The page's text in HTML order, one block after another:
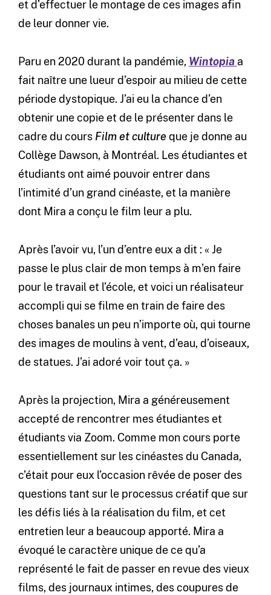
et d’effectuer le montage de ces images afin
de leur donner vie.
Paru en 2020 durant la pandémie, Wintopia a
fait naître une lueur d’espoir au milieu de cette
période dystopique. J’ai eu la chance d’en
obtenir une copie et de le présenter dans le
cadre du cours Film et culture que je donne au
Collège Dawson, à Montréal. Les étudiantes et
étudiants ont aimé pouvoir entrer dans
l’intimité d’un grand cinéaste, et la manière
dont Mira a conçu le film leur a plu.
Après l’avoir vu, l’un d’entre eux a dit : « Je
passe le plus clair de mon temps à m’en faire
pour le travail et l’école, et voici un réalisateur
accompli qui se filme en train de faire des
choses banales un peu n’importe où, qui tourne
des images de moulins à vent, d’eau, d’oiseaux,
de statues. J’ai adoré voir tout ça. »
Après la projection, Mira a généreusement
accepté de rencontrer mes étudiantes et
étudiants via Zoom. Comme mon cours porte
essentiellement sur les cinéastes du Canada,
c’était pour eux l’occasion rêvée de poser des
questions tant sur le processus créatif que sur
les défis liés à la réalisation du film, et cet
entretien leur a beaucoup apporté. Mira a
évoqué le caractère unique de ce qu’a
représenté le fait de passer en revue des vieux
films, des journaux intimes, des coupures de